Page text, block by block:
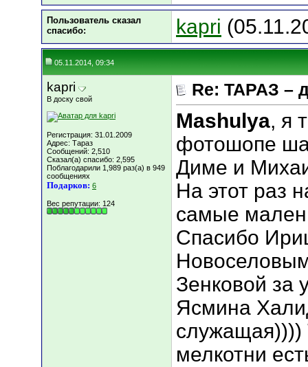
Пользователь сказал
cпасибо:
kapri
05.11.2014, 09:34
kapri
В доску свой
Регистрация: 31.01.2009
Адрес: Тараз
Сообщений: 2,510
Сказал(а) спасибо: 2,595
Поблагодарили 1,989 раз(а) в 949
сообщениях
Подарков: 6
Вес репутации: 124
Re: ТАРАЗ –
Mashulya, я
фотошопе
Диме и
На этот раз
самые
Спасибо
Зенковой за
Ясмина
мелкотни